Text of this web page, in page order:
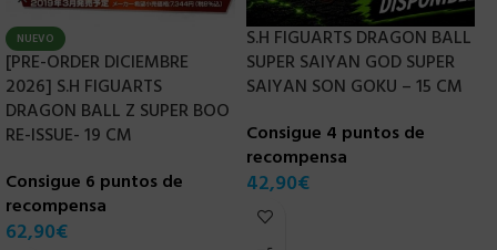
NUEVO
[PRE-ORDER DICIEMBRE
2026] S.H FIGUARTS
DRAGON BALL Z SUPER BOO
RE-ISSUE- 19 CM
Consigue 6 puntos de
recompensa
62,90€
S.H FIGUARTS DRAGON BALL
SUPER SAIYAN GOD SUPER
SAIYAN SON GOKU – 15 CM
Consigue 4 puntos de
recompensa
42,90€